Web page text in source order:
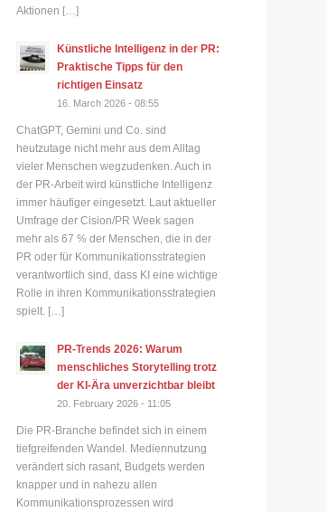
Aktionen […]
Künstliche Intelligenz in der PR:
Praktische Tipps für den
richtigen Einsatz
16. March 2026 - 08:55
ChatGPT, Gemini und Co. sind
heutzutage nicht mehr aus dem Alltag
vieler Menschen wegzudenken. Auch in
der PR-Arbeit wird künstliche Intelligenz
immer häufiger eingesetzt. Laut aktueller
Umfrage der Cision/PR Week sagen
mehr als 67 % der Menschen, die in der
PR oder für Kommunikationsstrategien
verantwortlich sind, dass KI eine wichtige
Rolle in ihren Kommunikationsstrategien
spielt. […]
PR-Trends 2026: Warum
menschliches Storytelling trotz
der KI-Ära unverzichtbar bleibt
20. February 2026 - 11:05
Die PR-Branche befindet sich in einem
tiefgreifenden Wandel. Mediennutzung
verändert sich rasant, Budgets werden
knapper und in nahezu allen
Kommunikationsprozessen wird